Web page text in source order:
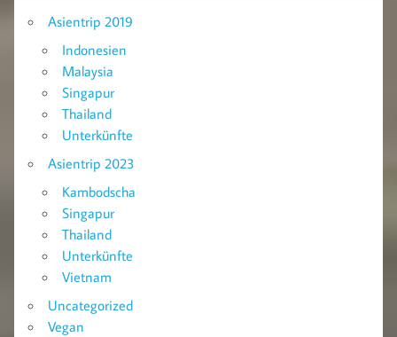
Asientrip 2019
Indonesien
Malaysia
Singapur
Thailand
Unterkünfte
Asientrip 2023
Kambodscha
Singapur
Thailand
Unterkünfte
Vietnam
Uncategorized
Vegan